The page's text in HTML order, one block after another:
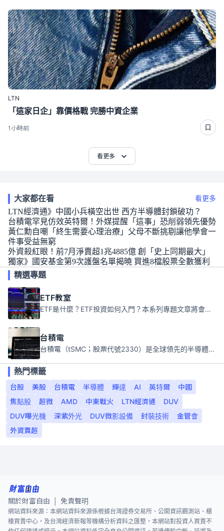
LTN
「這家日企」靠價格戰 完勝中資企業
1小時前
看更多
大家都在看 看更多
LTN經濟通》中國小兵橫空出世 西方半導體封鎖破功？
台積電罕見仿效英特爾！外媒提醒「這事」恐削弱領先優勢
黃仁勳自嘲「終生需要心理治療」父母不斷挑剔讓他學會一
件事受益無窮
外資殺紅眼！前7月淨賣超1兆4885億 創「史上同期最大」
獨家》國安基金第9次護盤名單揭曉 買進8檔股票全數獲利
精選專題
ETF教室
ETF是什麼？ETF投資如何入門？本系列專題文章將會告訴你新手必須知道的ETF基礎知識。
台積電
台積電（tSMC；股票代號2330）是全球領先的半導體代工公司，成立於1987年，總部位於台灣新竹。且已於美國、日本、德國及中國設廠，台積電是全球首家專業積體電路製造服務公司，也是全球最先進和最大規模的半導體代工廠。
熱門標籤
台股
美股 台積電 半導體 輝達 AI 英特爾
中國
焦點股
超微 AMD 中東戰火 LTN經濟通
DUV
DUV曝光機
深紫外光 DUV微影設備 封裝技術
金管會
外資賣超
關於財富自由 免責聲明
網站資料來源：本網站資料來源係根據台灣證券交易所、公開資訊觀測站、櫃
檯買賣中心，及台灣經濟新報等機構分析資料之匯整，本網站對投資人買賣不